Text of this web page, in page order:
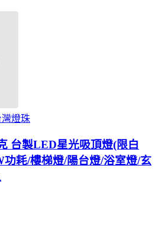
燈珠
台製LED星光吸頂燈(限白
功耗/樓梯燈/陽台燈/浴室燈/玄